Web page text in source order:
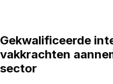
Gekwalificeerde
vakkrachten
sector